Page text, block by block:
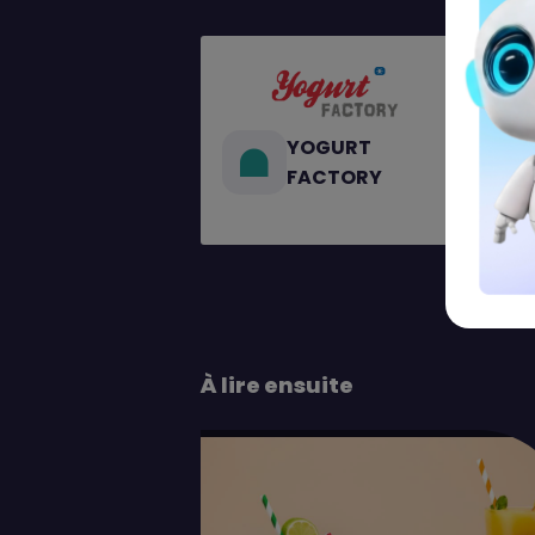
YOGURT
FACTORY
À lire ensuite